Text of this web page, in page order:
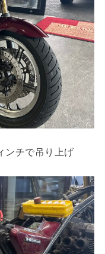
ンチで吊り上げ